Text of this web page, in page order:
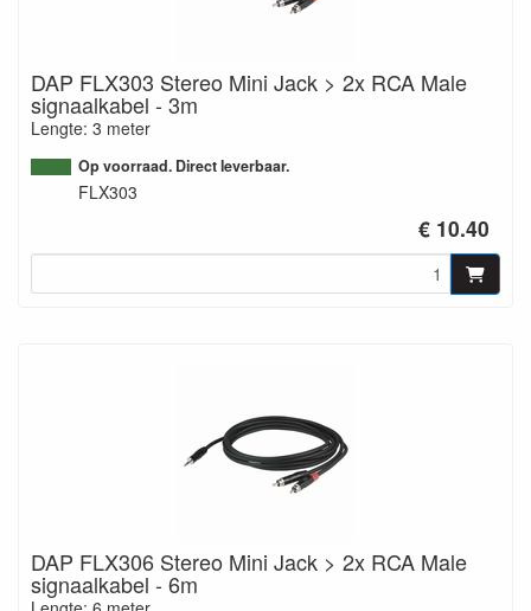
DAP FLX303 Stereo Mini Jack > 2x RCA Male
signaalkabel - 3m
Lengte: 3 meter
Op voorraad. Direct leverbaar.
FLX303
€ 10.40
DAP FLX306 Stereo Mini Jack > 2x RCA Male
signaalkabel - 6m